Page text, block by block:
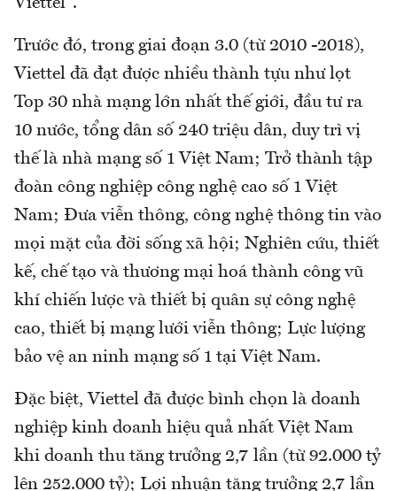
Viettel".
Trước đó, trong giai đoạn 3.0 (từ 2010 -2018),
Viettel đã đạt được nhiều thành tựu như lọt
Top 30 nhà mạng lớn nhất thế giới, đầu tư ra
10 nước, tổng dân số 240 triệu dân, duy trì vị
thế là nhà mạng số 1 Việt Nam; Trở thành tập
đoàn công nghiệp công nghệ cao số 1 Việt
Nam; Đưa viễn thông, công nghệ thông tin vào
mọi mặt của đời sống xã hội; Nghiên cứu, thiết
kế, chế tạo và thương mại hoá thành công vũ
khí chiến lược và thiết bị quân sự công nghệ
cao, thiết bị mạng lưới viễn thông; Lực lượng
bảo vệ an ninh mạng số 1 tại Việt Nam.
Đặc biệt, Viettel đã được bình chọn là doanh
nghiệp kinh doanh hiệu quả nhất Việt Nam
khi doanh thu tăng trưởng 2,7 lần (từ 92.000 tỷ
lên 252.000 tỷ); Lợi nhuận tăng trưởng 2,7 lần